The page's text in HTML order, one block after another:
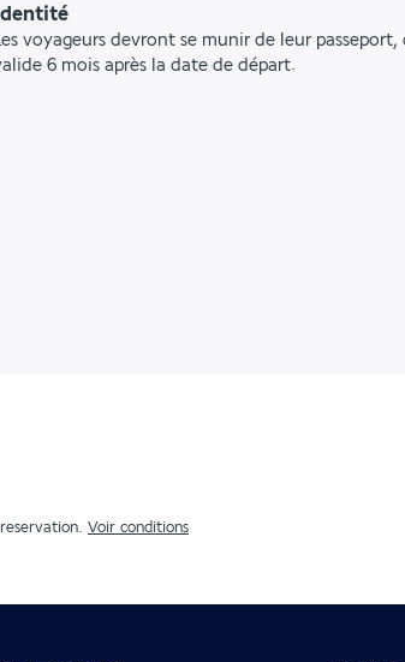
voyageurs devront se munir de leur
6 mois après la date de départ.
Voir conditions